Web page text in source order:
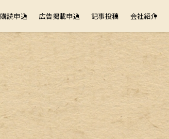
購読申込 広告掲載申込 記事投稿 会社紹介